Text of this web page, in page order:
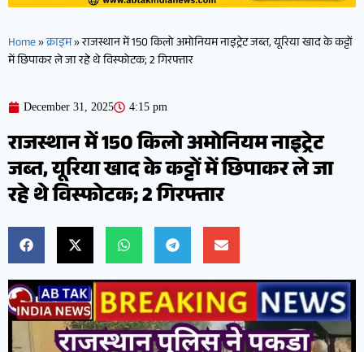
Home»क्राइम»राजस्थान में 150 किलो अमोनियम नाइट्रेट जब्त, यूरिया खाद के कट्टों
में छिपाकर ले जा रहे थे विस्फोटक; 2 गिरफ्तार
December 31, 2025 4:15 pm
राजस्थान में 150 किलो अमोनियम नाइट्रेट
जब्त, यूरिया खाद के कट्टों में छिपाकर ले जा
रहे थे विस्फोटक; 2 गिरफ्तार